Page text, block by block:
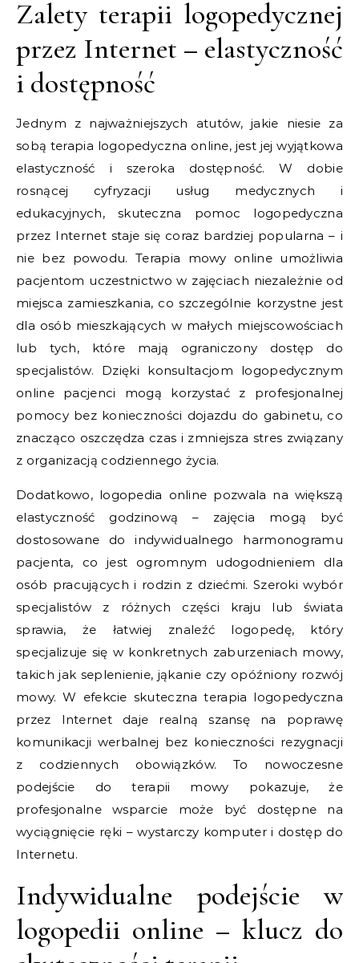
Zalety terapii logopedycznej
przez Internet – elastyczność
i dostępność
Jednym z najważniejszych atutów, jakie niesie za
sobą terapia logopedyczna online, jest jej wyjątkowa
elastyczność i szeroka dostępność. W dobie
rosnącej cyfryzacji usług medycznych i
edukacyjnych, skuteczna pomoc logopedyczna
przez Internet staje się coraz bardziej popularna – i
nie bez powodu. Terapia mowy online umożliwia
pacjentom uczestnictwo w zajęciach niezależnie od
miejsca zamieszkania, co szczególnie korzystne jest
dla osób mieszkających w małych miejscowościach
lub tych, które mają ograniczony dostęp do
specjalistów. Dzięki konsultacjom logopedycznym
online pacjenci mogą korzystać z profesjonalnej
pomocy bez konieczności dojazdu do gabinetu, co
znacząco oszczędza czas i zmniejsza stres związany
z organizacją codziennego życia.
Dodatkowo, logopedia online pozwala na większą
elastyczność godzinową – zajęcia mogą być
dostosowane do indywidualnego harmonogramu
pacjenta, co jest ogromnym udogodnieniem dla
osób pracujących i rodzin z dziećmi. Szeroki wybór
specjalistów z różnych części kraju lub świata
sprawia, że łatwiej znaleźć logopedę, który
specjalizuje się w konkretnych zaburzeniach mowy,
takich jak seplenienie, jąkanie czy opóźniony rozwój
mowy. W efekcie skuteczna terapia logopedyczna
przez Internet daje realną szansę na poprawę
komunikacji werbalnej bez konieczności rezygnacji
z codziennych obowiązków. To nowoczesne
podejście do terapii mowy pokazuje, że
profesjonalne wsparcie może być dostępne na
wyciągnięcie ręki – wystarczy komputer i dostęp do
Internetu.
Indywidualne podejście w
logopedii online – klucz do